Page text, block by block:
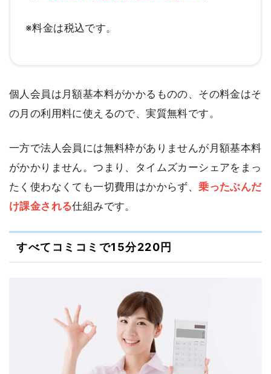
※料金は税込です。
個人会員は月額基本料がかかるものの、その料金はそ
の月の利用料に使えるので、実質無料です。
一方で法人会員には無料枠がありませんが月額基本料
がかかりません。つまり、タイムズカーシェアをまっ
たく使わなくても一切費用はかからず、乗ったぶんだ
け課金される仕組みです。
すべてコミコミで15分220円